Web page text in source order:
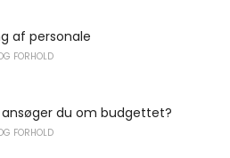
af personale
FORHOLD
ansøger du om budgettet?
FORHOLD